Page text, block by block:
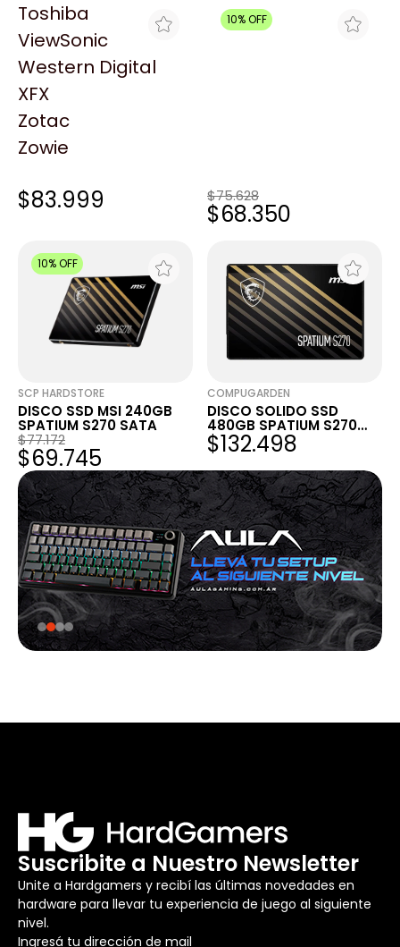
Toshiba
ViewSonic
Western Digital
XFX
Zotac
Zowie
LOGG
SATA 2.5" 3D NAND
500MB/S
$83.999
10% OFF
$75.628
$68.350
10% OFF
SCP HARDSTORE
DISCO SSD MSI 240GB
SPATIUM S270 SATA
$77.172
$69.745
COMPUGARDEN
DISCO SOLIDO SSD
480GB SPATIUM S270
SATA MSI
$132.498
Suscribite a Nuestro Newsletter
Unite a Hardgamers y recibí las últimas novedades en
hardware para llevar tu experiencia de juego al siguiente
nivel.